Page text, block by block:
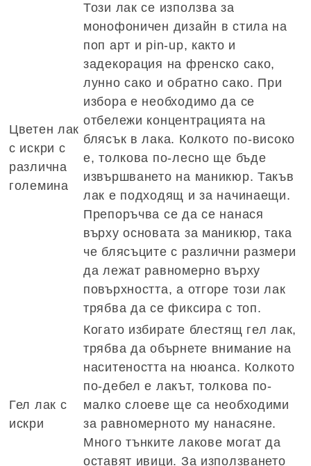
Цветен лак
с искри с
различна
големина
Този лак се използва за
монофоничен дизайн в стила на
поп арт и pin-up, както и
задекорация на френско сако,
лунно сако и обратно сако. При
избора е необходимо да се
отбележи концентрацията на
блясък в лака. Колкото по-високо
е, толкова по-лесно ще бъде
извършването на маникюр. Такъв
лак е подходящ и за начинаещи.
Препоръчва се да се нанася
върху основата за маникюр, така
че блясъците с различни размери
да лежат равномерно върху
повърхността, а отгоре този лак
трябва да се фиксира с топ.
Гел лак с
искри
Когато избирате блестящ гел лак,
трябва да обърнете внимание на
наситеността на нюанса. Колкото
по-дебел е лакът, толкова по-
малко слоеве ще са необходими
за равномерното му нанасяне.
Много тънките лакове могат да
оставят ивици. За използването